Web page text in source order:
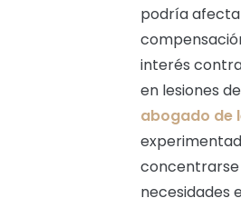
podría
interés
en lesiones
abogado de
concentrarse
necesidades